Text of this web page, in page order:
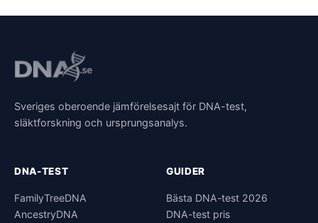
Sveriges oberoende jämförelsesajt för DNA-test,
släktforskning och ursprungsanalys.
DNA-TEST
FamilyTreeDNA
AncestryDNA
GUIDER
Bästa DNA-test 2026
DNA-test pris